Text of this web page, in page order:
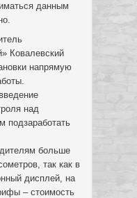
данным
Ковалевский
напрямую
над
подзаработать
больше
так как в
дисплей, на
– стоимость